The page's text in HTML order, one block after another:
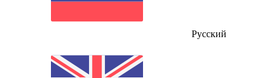
Русский